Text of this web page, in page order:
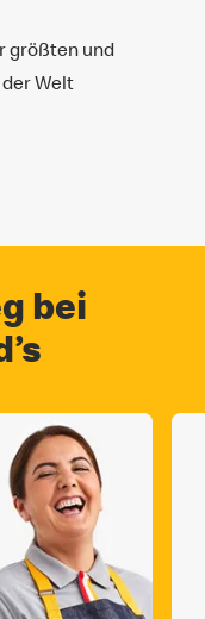
größten und
Welt
bei